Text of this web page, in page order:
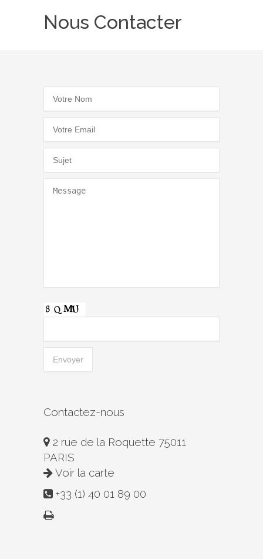
Nous Contacter
Contactez-nous
2 rue de la Roquette 75011
PARIS
Voir la carte
+33 (1) 40 01 89 00